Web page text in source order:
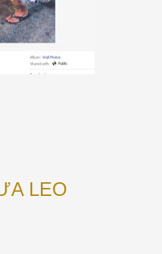
LEO